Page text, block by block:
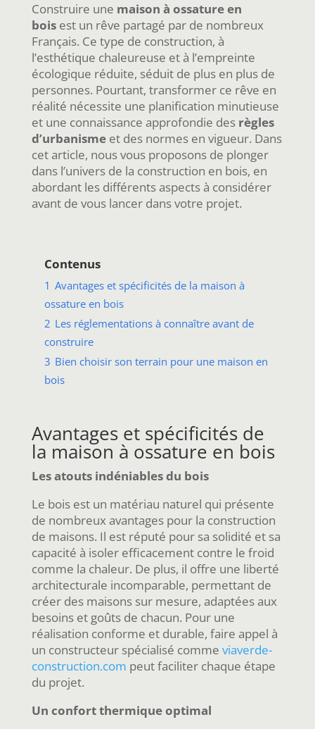
Construire une maison à ossature en
boisest un rêve partagé par de nombreux
Français. Ce type de construction, à
l’esthétique chaleureuse et à l’empreinte
écologique réduite, séduit de plus en plus de
personnes. Pourtant, transformer ce rêve en
réalité nécessite une planification minutieuse
et une connaissance approfondie des règles
d’urbanismeet des normes en vigueur. Dans
cet article, nous vous proposons de plonger
dans l’univers de la construction en bois, en
abordant les différents aspects à considérer
avant de vous lancer dans votre projet.
Contenus
1 Avantages et spécificités de la maison à
ossature en bois
2 Les réglementations à connaître avant de
construire
3 Bien choisir son terrain pour une maison en
bois
Avantages et spécificités de
la maison à ossature en bois
Les atouts indéniables du bois
Le bois est un matériau naturel qui présente
de nombreux avantages pour la construction
de maisons. Il est réputé pour sa solidité et sa
capacité à isoler efficacement contre le froid
comme la chaleur. De plus, il offre une liberté
architecturale incomparable, permettant de
créer des maisons sur mesure, adaptées aux
besoins et goûts de chacun. Pour une
réalisation conforme et durable, faire appel à
un constructeur spécialisé comme viaverde-
construction.com peut faciliter chaque étape
du projet.
Un confort thermique optimal